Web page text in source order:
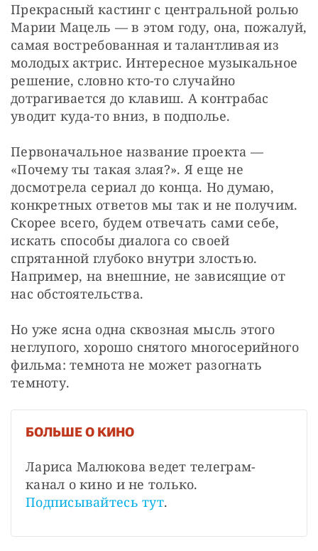
Прекрасный кастинг с центральной ролью
Марии Мацель — в этом году, она, пожалуй,
самая востребованная и талантливая из
молодых актрис. Интересное музыкальное
решение, словно кто-то случайно
дотрагивается до клавиш. А контрабас
уводит куда-то вниз, в подполье.
Первоначальное название проекта —
«Почему ты такая злая?». Я еще не
досмотрела сериал до конца. Но думаю,
конкретных ответов мы так и не получим.
Скорее всего, будем отвечать сами себе,
искать способы диалога со своей
спрятанной глубоко внутри злостью.
Например, на внешние, не зависящие от
нас обстоятельства.
Но уже ясна одна сквозная мысль этого
неглупого, хорошо снятого многосерийного
фильма: темнота не может разогнать
темноту.
БОЛЬШЕ О КИНО
Лариса Малюкова ведет телеграм-
Подписывайтесь тут.